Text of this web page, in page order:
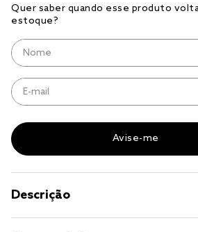
Descrição
cobre leito
cobertor
jogo cama casal